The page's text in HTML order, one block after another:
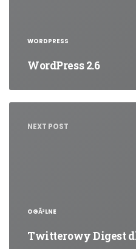
WORDPRESS
WordPress 2.6
NEXT POST
OGÃ³LNE
Twitterowy Digest